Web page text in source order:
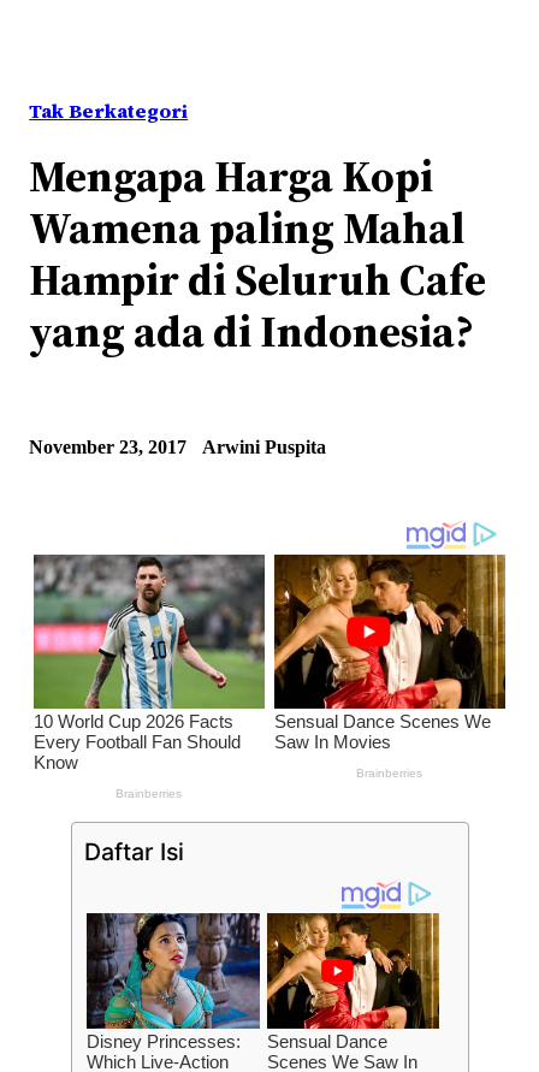
Tak Berkategori
Mengapa Harga Kopi
Wamena paling Mahal
Hampir di Seluruh Cafe
yang ada di Indonesia?
November 23, 2017 Arwini Puspita
Daftar Isi